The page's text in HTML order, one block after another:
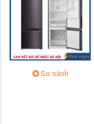
So sánh